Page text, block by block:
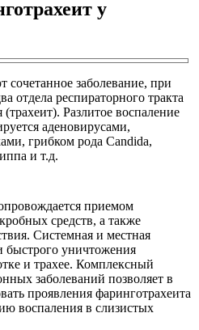
у
заболевание, при
отдела респираторного тракта
Разлитое воспаление
аденовирусами,
грибком рода Candida,
и т.д.
приемом
средств, а также
Системная и местная
быстрого уничтожения
и трахее. Комплексный
заболеваний позволяет в
проявления фаринготрахеита
воспаления в слизистых